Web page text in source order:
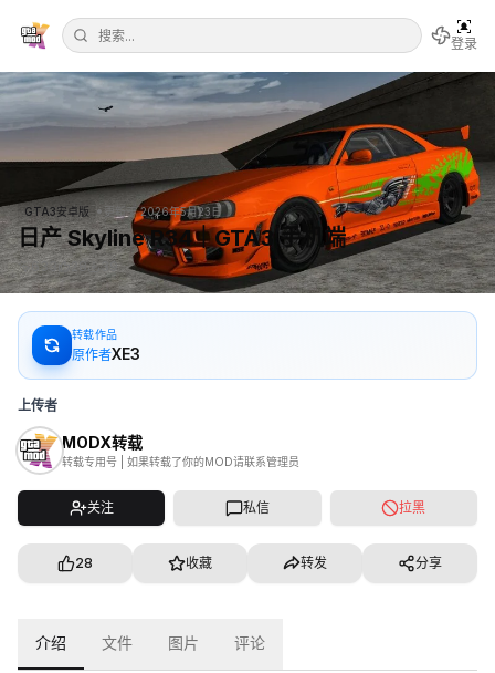
登录
GTA3安卓版 • 更新于2026年5月23日
日产 Skyline R34｜GTA3 手机端
633 28 39
转载作品
原作者XE3
上传者
MODX转载
转载专用号 | 如果转载了你的MOD请联系管理员
关注 私信 拉黑
28 收藏 转发 分享
介绍 文件 图片 评论